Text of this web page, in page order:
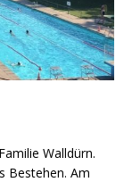
Walldürn.
Bestehen. Am